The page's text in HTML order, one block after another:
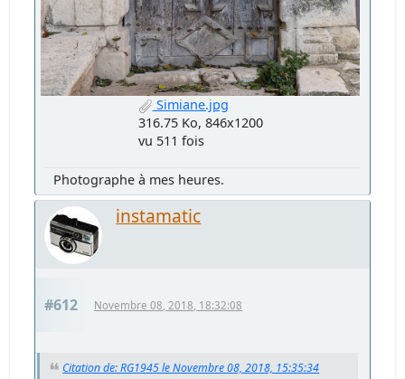
Simiane.jpg
316.75 Ko, 846x1200
vu 511 fois
Photographe à mes heures.
instamatic
#612 Novembre 08, 2018, 18:32:08
Citation de: RG1945 le Novembre 08, 2018, 15:35:34